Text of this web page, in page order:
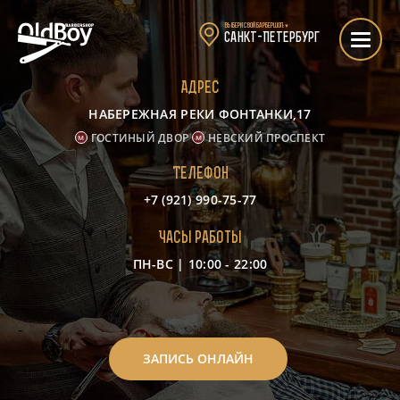
Выбери свой барбершоп:▼
Санкт-Петербург
Адрес
НАБЕРЕЖНАЯ РЕКИ ФОНТАНКИ,17
ГОСТИНЫЙ ДВОР НЕВСКИЙ ПРОСПЕКТ
Телефон
+7 (921) 990-75-77
Часы работы
ПН-ВС | 10:00 - 22:00
-
ЗАПИСЬ ОНЛАЙН